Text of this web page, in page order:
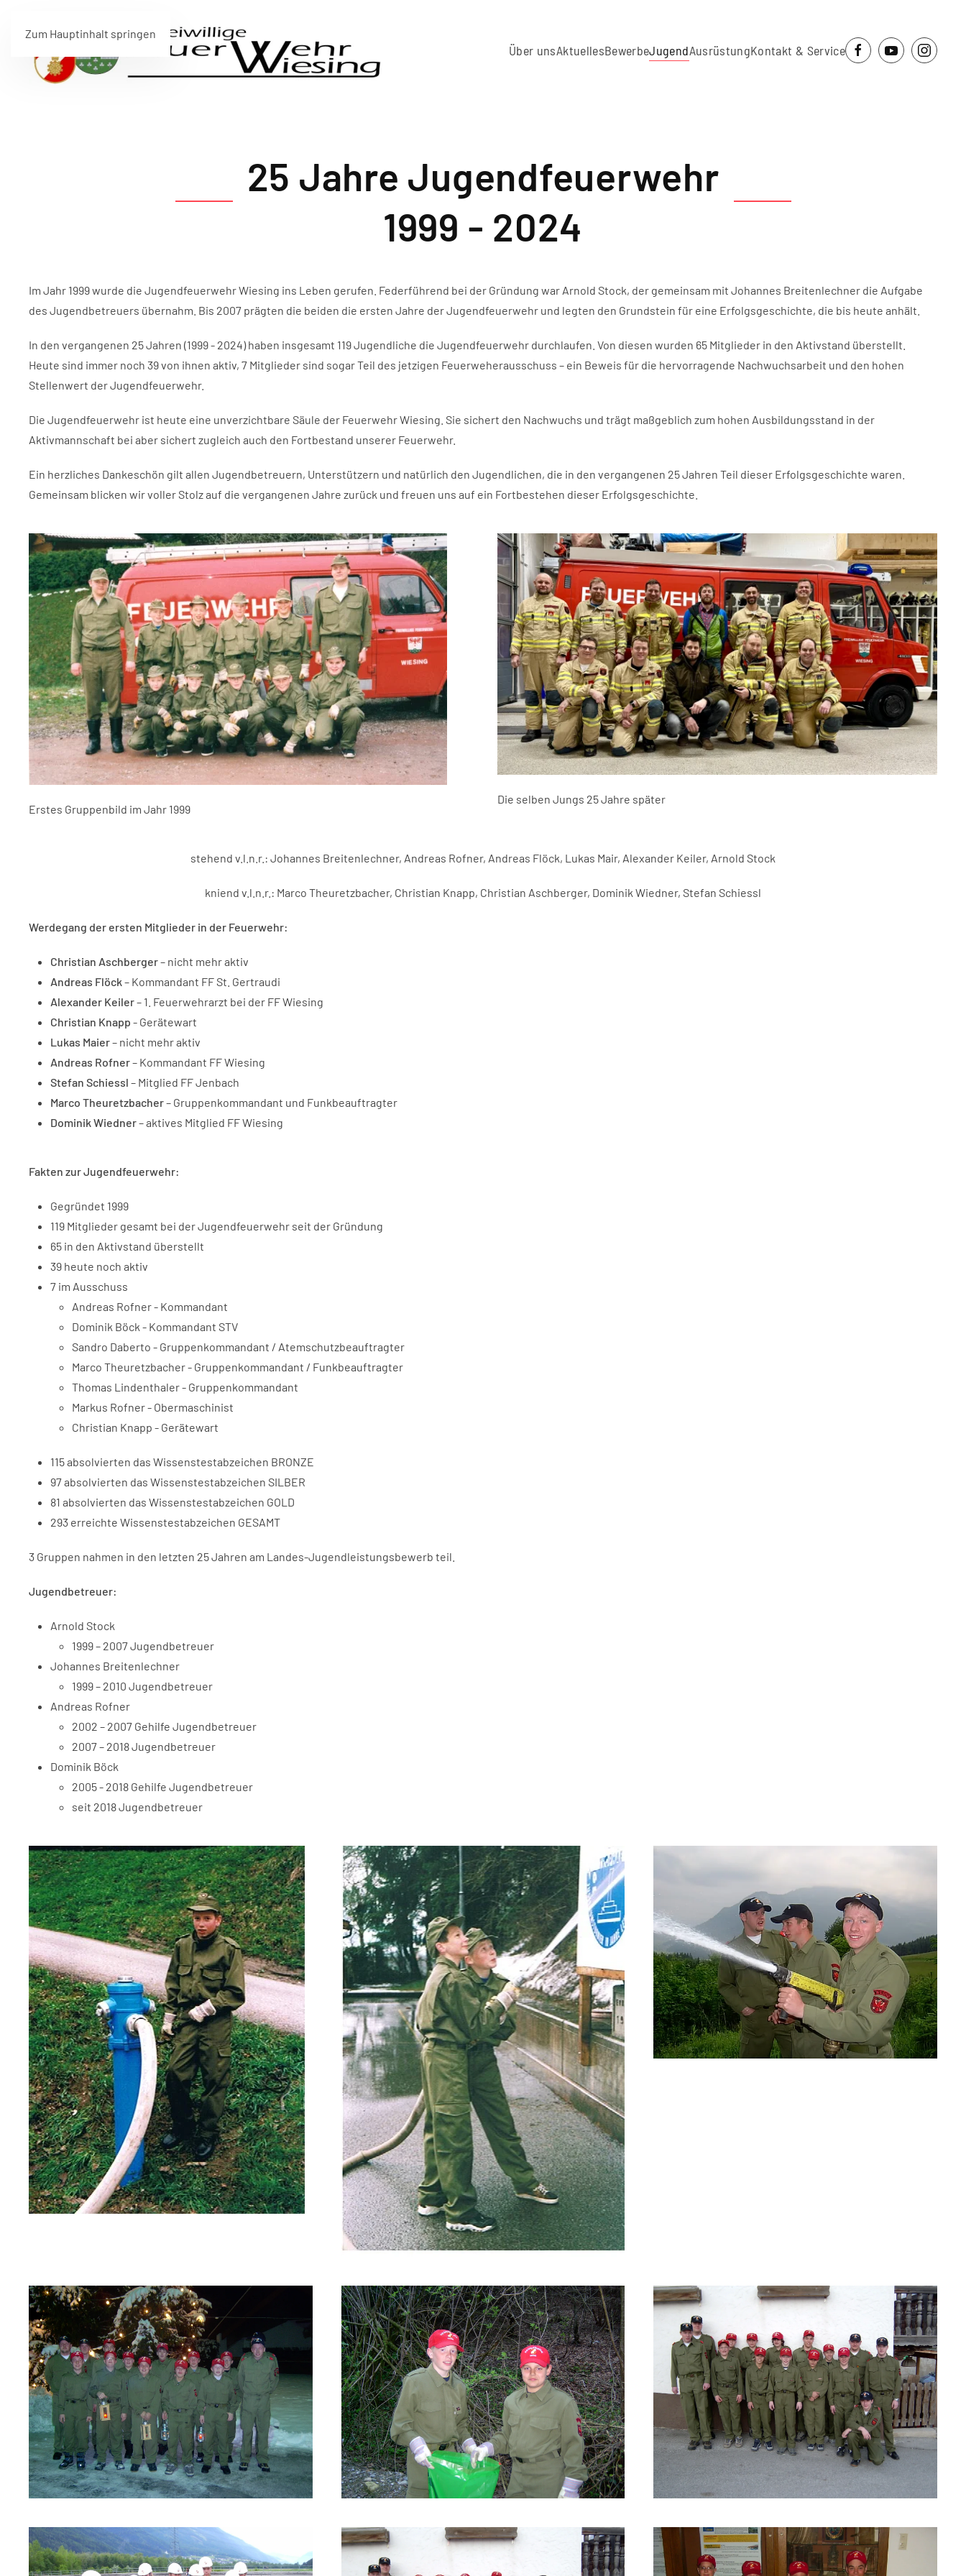
Zum Hauptinhalt springen
Über unsAktuellesBewerbeJugendAusrüstungKontakt & Service
25 Jahre Jugendfeuerwehr
1999 - 2024
Im Jahr 1999 wurde die Jugendfeuerwehr Wiesing ins Leben gerufen. Federführend bei der Gründung war Arnold Stock, der gemeinsam mit Johannes Breitenlechner die Aufgabe
des Jugendbetreuers übernahm. Bis 2007 prägten die beiden die ersten Jahre der Jugendfeuerwehr und legten den Grundstein für eine Erfolgsgeschichte, die bis heute anhält.
In den vergangenen 25 Jahren (1999 - 2024) haben insgesamt 119 Jugendliche die Jugendfeuerwehr durchlaufen. Von diesen wurden 65 Mitglieder in den Aktivstand überstellt.
Heute sind immer noch 39 von ihnen aktiv, 7 Mitglieder sind sogar Teil des jetzigen Feuerweherausschuss – ein Beweis für die hervorragende Nachwuchsarbeit und den hohen
Stellenwert der Jugendfeuerwehr.
Die Jugendfeuerwehr ist heute eine unverzichtbare Säule der Feuerwehr Wiesing. Sie sichert den Nachwuchs und trägt maßgeblich zum hohen Ausbildungsstand in der
Aktivmannschaft bei aber sichert zugleich auch den Fortbestand unserer Feuerwehr.
Ein herzliches Dankeschön gilt allen Jugendbetreuern, Unterstützern und natürlich den Jugendlichen, die in den vergangenen 25 Jahren Teil dieser Erfolgsgeschichte waren.
Gemeinsam blicken wir voller Stolz auf die vergangenen Jahre zurück und freuen uns auf ein Fortbestehen dieser Erfolgsgeschichte.
Erstes Gruppenbild im Jahr 1999
Die selben Jungs 25 Jahre später
stehend v.l.n.r.: Johannes Breitenlechner, Andreas Rofner, Andreas Flöck, Lukas Mair, Alexander Keiler, Arnold Stock
kniend v.l.n.r.: Marco Theuretzbacher, Christian Knapp, Christian Aschberger, Dominik Wiedner, Stefan Schiessl
Werdegang der ersten Mitglieder in der Feuerwehr:
Christian Aschberger– nicht mehr aktiv
Andreas Flöck– Kommandant FF St. Gertraudi
Alexander Keiler– 1. Feuerwehrarzt bei der FF Wiesing
Christian Knapp - Gerätewart
Lukas Maier– nicht mehr aktiv
Andreas Rofner– Kommandant FF Wiesing
Stefan Schiessl – Mitglied FF Jenbach
Marco Theuretzbacher– Gruppenkommandant und Funkbeauftragter
Dominik Wiedner– aktives Mitglied FF Wiesing
Fakten zur Jugendfeuerwehr:
Gegründet 1999
119 Mitglieder gesamt bei der Jugendfeuerwehr seit der Gründung
65 in den Aktivstand überstellt
39 heute noch aktiv
7 im Ausschuss
Andreas Rofner - Kommandant
Dominik Böck - Kommandant STV
Sandro Daberto - Gruppenkommandant / Atemschutzbeauftragter
Marco Theuretzbacher - Gruppenkommandant / Funkbeauftragter
Thomas Lindenthaler - Gruppenkommandant
Markus Rofner - Obermaschinist
Christian Knapp - Gerätewart
115 absolvierten das Wissenstestabzeichen BRONZE
97 absolvierten das Wissenstestabzeichen SILBER
81 absolvierten das Wissenstestabzeichen GOLD
293 erreichte Wissenstestabzeichen GESAMT
3 Gruppen nahmen in den letzten 25 Jahren am Landes-Jugendleistungsbewerb teil
Jugendbetreuer:
Arnold Stock
1999 – 2007 Jugendbetreuer
Johannes Breitenlechner
1999 – 2010 Jugendbetreuer
Andreas Rofner
2002 – 2007 Gehilfe Jugendbetreuer
2007 – 2018 Jugendbetreuer
Dominik Böck
2005 - 2018 Gehilfe Jugendbetreuer
seit 2018 Jugendbetreuer